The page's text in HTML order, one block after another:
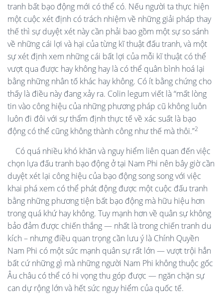
tranh bất bạo động mới có thể có. Nếu người ta thực hiện
một cuộc xét định có trách nhiệm về những giải pháp thay
thế thì sự duyệt xét này cần phải bao gồm một sự so sánh
về những cái lợi và hại của từng kĩ thuật đấu tranh, và một
sự xét định xem những cái bất lợi của mỗi kĩ thuật có thể
vượt qua được hay không hay là có thể quân bình hoá lại
bằng những nhân tố khác hay không. Có ít bằng chứng cho
thấy là điều này đang xảy ra. Colin legum viết là “mất lòng
tin vào công hiệu của những phương pháp cũ không luôn
luôn đi đôi với sự thẩm định thực tế về xác suất là bạo
động có thể cũng không thành công như thế mà thôi.”2
Có quá nhiều khó khăn và nguy hiểm liên quan đến việc
chọn lựa đấu tranh bạo động ở tại Nam Phi nên bây giờ cần
duyệt xét lại công hiệu của bạo động song song với việc
khai phá xem có thể phát động được một cuộc đấu tranh
bằng những phương tiện bất bạo động mà hữu hiệu hơn
trong quá khứ hay không. Tuy mạnh hơn về quân sự không
bảo đảm được chiến thắng — nhất là trong chiến tranh du
kích – nhưng điều quan trọng cần lưu ý là Chính Quyền
Nam Phi có một sức mạnh quân sự rất lớn — vượt trội hẳn
bất cứ những gì mà những người Nam Phi không thuộc gốc
Âu châu có thể có hi vọng thu góp được — ngăn chặn sự
can dự rộng lớn và hết sức nguy hiểm của quốc tế.